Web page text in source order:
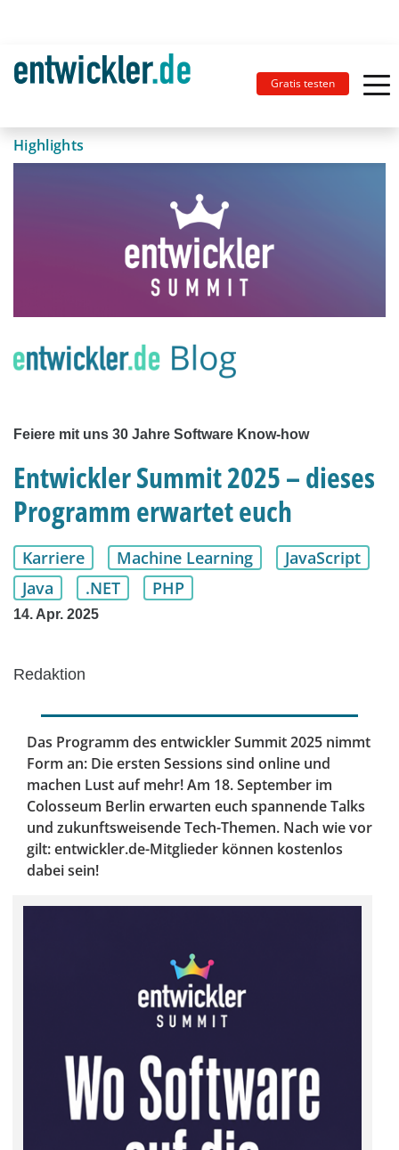
Gratis testen
Highlights
Feiere mit uns 30 Jahre Software Know-how
Entwickler Summit 2025 – dieses
Programm erwartet euch
Karriere Machine Learning
JavaScript
Java
.NET PHP
14. Apr. 2025
Redaktion
Das Programm des entwickler Summit 2025 nimmt
Form an: Die ersten Sessions sind online und
machen Lust auf mehr! Am 18. September im
Colosseum Berlin erwarten euch spannende Talks
und zukunftsweisende Tech-Themen. Nach wie vor
gilt: entwickler.de-Mitglieder können kostenlos
dabei sein!